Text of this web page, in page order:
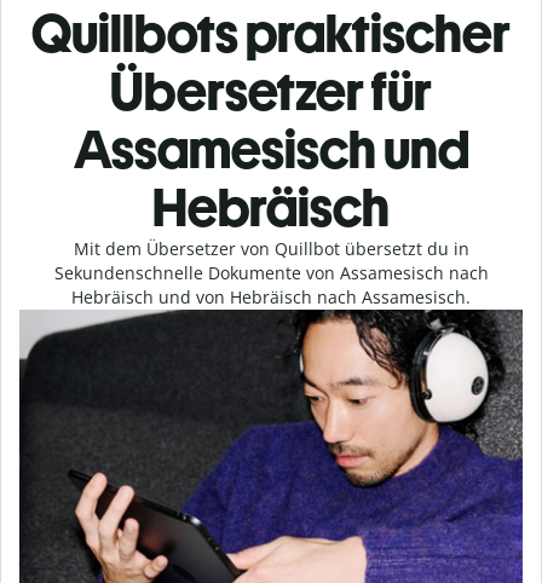
Quillbots praktischer
Übersetzer für
Assamesisch und
Hebräisch
Mit dem Übersetzer von Quillbot übersetzt du in
Sekundenschnelle Dokumente von Assamesisch nach
Hebräisch und von Hebräisch nach Assamesisch.